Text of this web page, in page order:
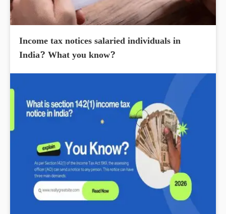
Income tax notices salaried individuals in
India? What you know?